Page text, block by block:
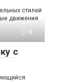
стилей
движения
0
с